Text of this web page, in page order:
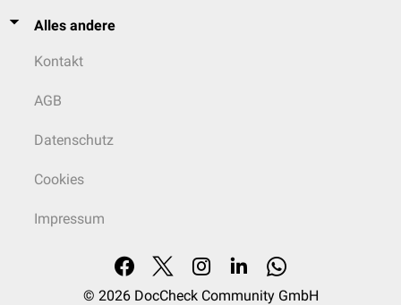
Alles andere
Kontakt
AGB
Datenschutz
Cookies
Impressum
© 2026 DocCheck Community GmbH